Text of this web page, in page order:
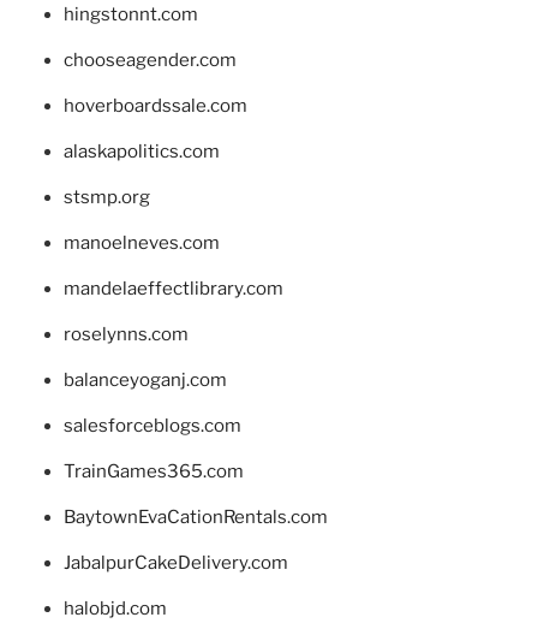
hingstonnt.com
chooseagender.com
hoverboardssale.com
alaskapolitics.com
stsmp.org
manoelneves.com
mandelaeffectlibrary.com
roselynns.com
balanceyoganj.com
salesforceblogs.com
TrainGames365.com
BaytownEvaCationRentals.com
JabalpurCakeDelivery.com
halobjd.com